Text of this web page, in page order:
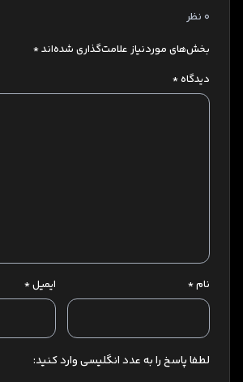
0 نظر
بخش‌های موردنیاز علامت‌گذاری شده‌اند*
دیدگاه*
نام* ایمیل*
لطفا پاسخ را به عدد انگلیسی وارد کنید: